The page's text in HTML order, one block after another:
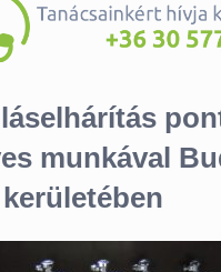
munkával
kerületében